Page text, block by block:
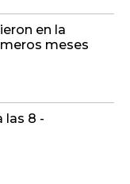
en la
meses
las 8 -